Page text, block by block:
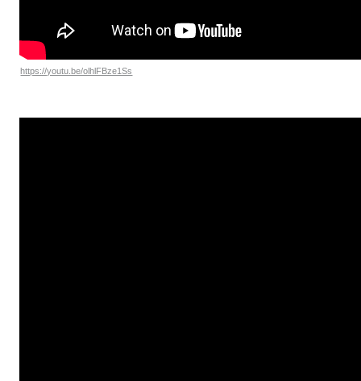
https://youtu.be/olhlFBze1Ss